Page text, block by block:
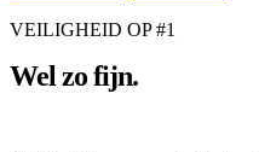
VEILIGHEID OP #1
Wel zo fijn.